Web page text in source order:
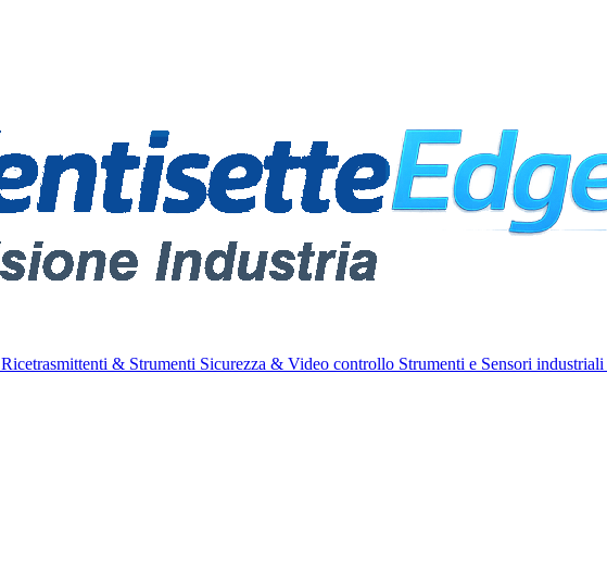
Ricetrasmittenti & Strumenti Sicurezza & Video controllo Strumenti e Sensori industriali